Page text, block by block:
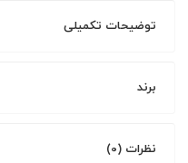
توضیحات تکمیلی
برند
نظرات (0)